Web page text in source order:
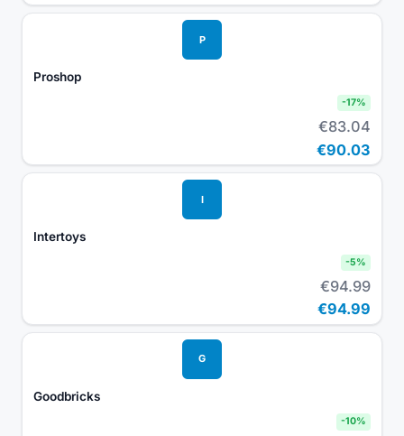
P
Proshop
-17%
€83.04
€90.03
I
Intertoys
-5%
€94.99
€94.99
G
Goodbricks
-10%